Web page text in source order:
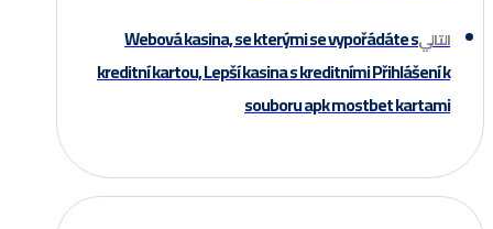
التاليWebová kasina, se kterými se vypořádáte s
kreditní kartou, Lepší kasina s kreditními Přihlášení k
souboru apk mostbet kartami